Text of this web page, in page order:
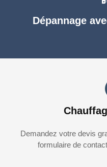
Dépannage
Demandez votre devis
formulaire de